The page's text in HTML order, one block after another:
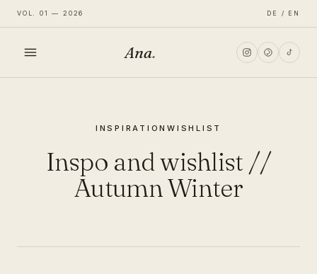
VOL. 01 — 2026 DE / EN
Ana.
INSPIRATIONWISHLIST
Inspo and wishlist //
Autumn Winter